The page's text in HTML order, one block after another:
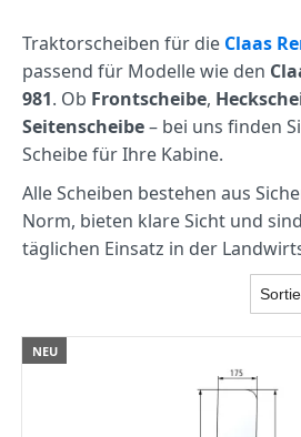
Traktorscheiben für die Claas
passend für Modelle wie den
981. Ob Frontscheibe,
Seitenscheibe– bei uns finden
Scheibe für Ihre Kabine.
Alle Scheiben bestehen aus
Norm, bieten klare Sicht und
täglichen Einsatz in der
NEU